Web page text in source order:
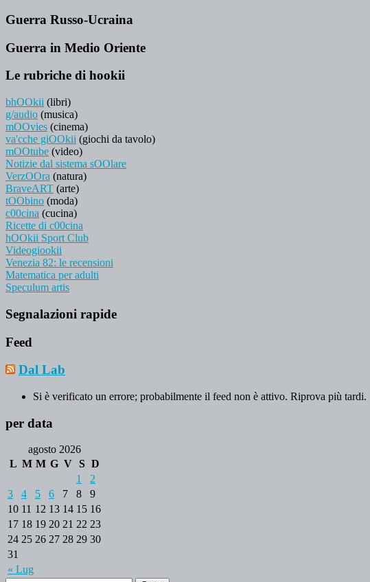
Guerra Russo-Ucraina
Guerra in Medio Oriente
Le rubriche di hookii
bhOOkii (libri)
g/audio (musica)
mOOvies (cinema)
va'cche giOOkii (giochi da tavolo)
mOOtube (video)
Notizie dal sistema sOOlare
VerzOOra (natura)
BraveART (arte)
tOObino (moda)
c00cina (cucina)
Ricette di c00cina
hOOkii Sport Club
Videogiookii
Venezia 82: le recensioni
Matematica per adulti
Speculum artis
Segnalazioni rapide
Feed
Dal Lab
Si è verificato un errore; probabilmente il feed non è attivo. Riprova più tardi.
per data
agosto 2026
L M M G V S D
« Lug
1
2
3
4 5 6 7 8
9
10 11 12 13 14 15 16
17 18 19 20 21 22 23
24 25 26 27 28 29 30
31